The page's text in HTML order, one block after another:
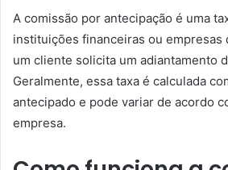
A comissão por antecipação é uma
instituições financeiras ou empresas
um cliente solicita um adiantamento
Geralmente, essa taxa é calculada
antecipado e pode variar de acordo
empresa.